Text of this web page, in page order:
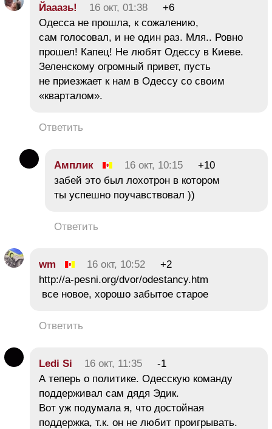
Йааазь! 16 окт, 01:38
+6
Одесса не прошла, к сожалению,
сам голосовал, и не один раз. Мля.. Ровно
прошел! Капец! Не любят Одессу в Киеве.
Зеленскому огромный привет, пусть
не приезжает к нам в Одессу со своим
«кварталом».
Ответить
Амплик 16 окт, 10:15
+10
забей это был лохотрон в котором
ты успешно поучавствовал ))
Ответить
wm 16 окт, 10:52
+2
http://a-pesni.org/dvor/odestancy.htm
все новое, хорошо забытое старое
Ответить
Ledi Si 16 окт, 11:35
-1
А теперь о политике. Одесскую команду
поддерживал сам дядя Эдик.
Вот уж подумала я, что достойная
поддержка, т.к. он не любит проигрывать.